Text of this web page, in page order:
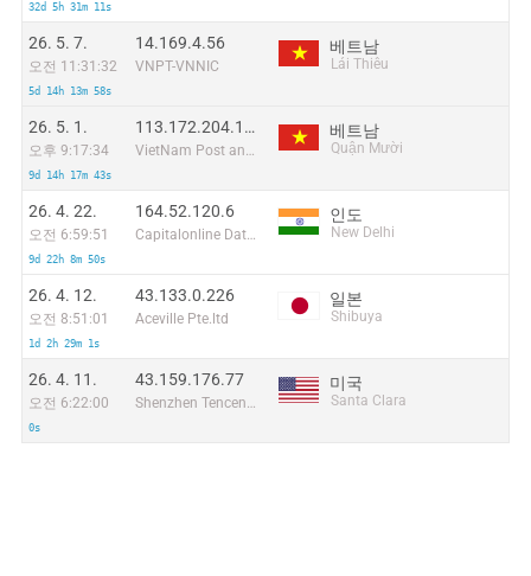
32d 5h 31m 11s
26. 5. 7.
오전 11:31:32
5d 14h 13m 58s
14.169.4.56
VNPT-VNNIC
베트남
Lái Thiêu
26. 5. 1.
오후 9:17:34
9d 14h 17m 43s
113.172.204.195
VietNam Post and Telecom Corporation
베트남
Quận Mười
26. 4. 22.
오전 6:59:51
9d 22h 8m 50s
164.52.120.6
Capitalonline Data Service (HK) Co
인도
New Delhi
26. 4. 12.
오전 8:51:01
1d 2h 29m 1s
43.133.0.226
Aceville Pte.ltd
일본
Shibuya
26. 4. 11.
오전 6:22:00
0s
43.159.176.77
Shenzhen Tencent Computer Systems Company Limited
미국
Santa Clara